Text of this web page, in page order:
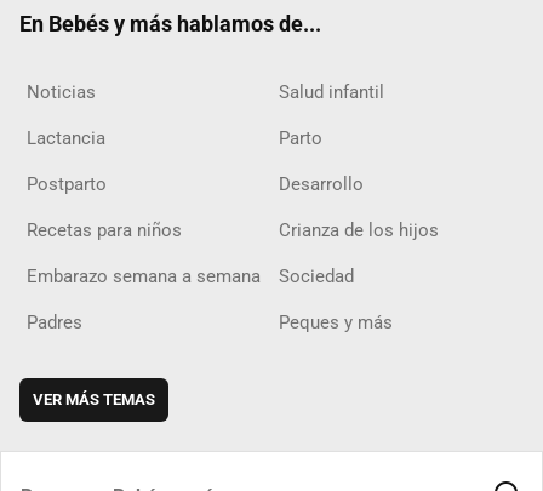
En Bebés y más hablamos de...
Noticias Salud infantil
Lactancia Parto
Postparto Desarrollo
Recetas para niños Crianza de los hijos
Embarazo semana a semana Sociedad
Padres Peques y más
VER MÁS TEMAS